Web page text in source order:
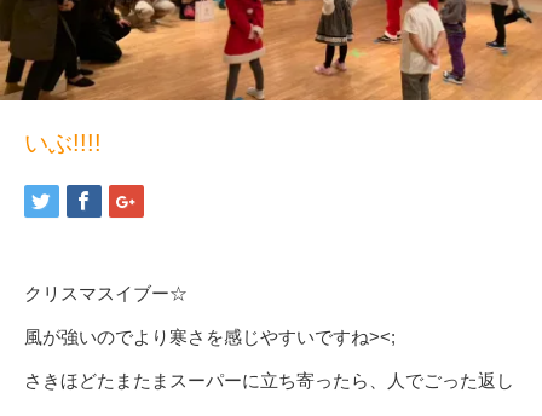
いぶ!!!!
クリスマスイブー☆
風が強いのでより寒さを感じやすいですね><;
さきほどたまたまスーパーに立ち寄ったら、人でごった返し